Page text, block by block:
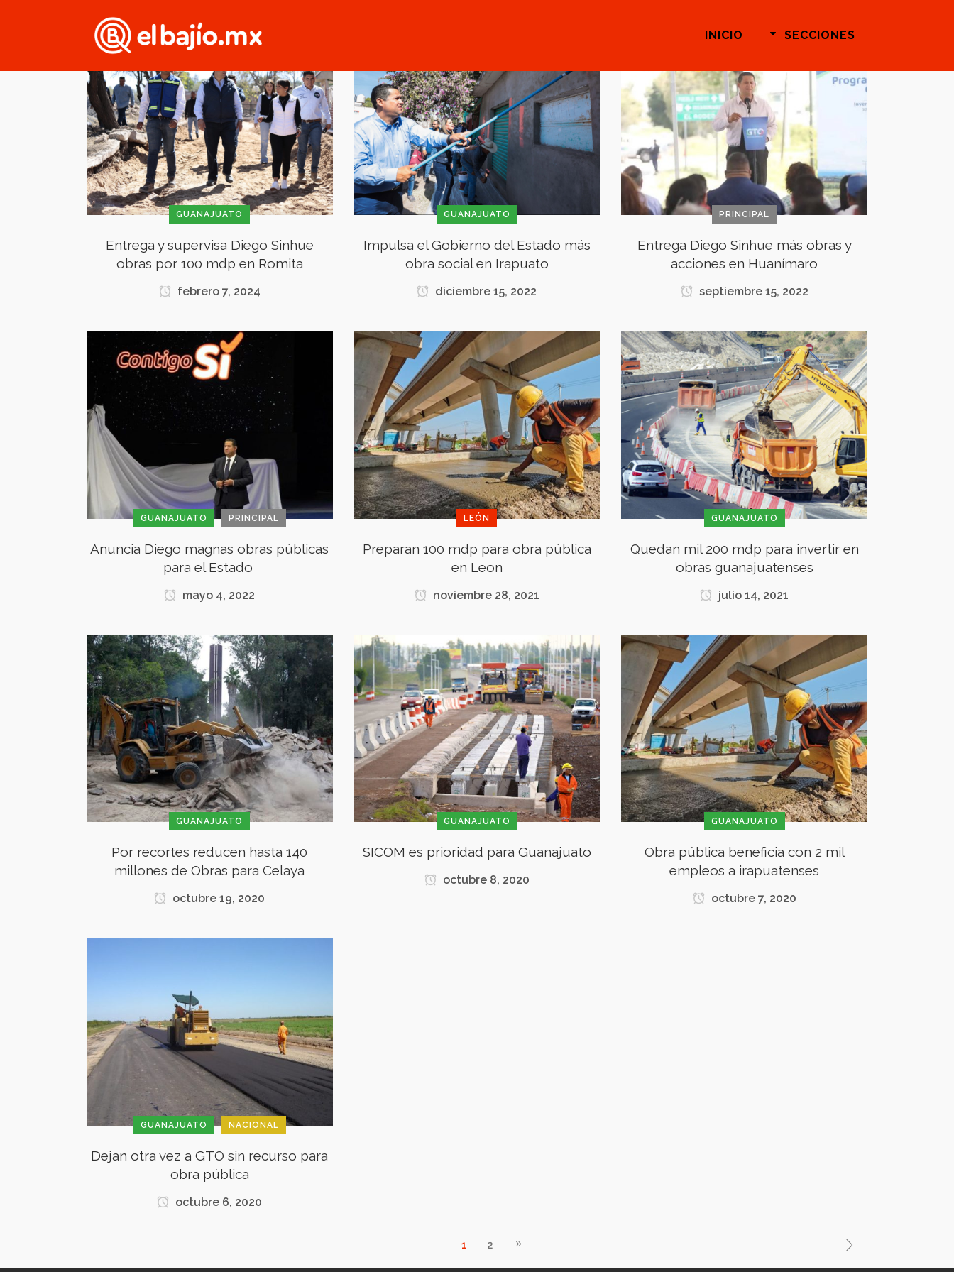
INICIO SECCIONES
GUANAJUATO
Entrega y supervisa Diego Sinhue
obras por 100 mdp en Romita
febrero 7, 2024
GUANAJUATO
Impulsa el Gobierno del Estado más
obra social en Irapuato
diciembre 15, 2022
PRINCIPAL
Entrega Diego Sinhue más obras y
acciones en Huanímaro
septiembre 15, 2022
GUANAJUATO PRINCIPAL
Anuncia Diego magnas obras públicas
para el Estado
mayo 4, 2022
LEÓN
Preparan 100 mdp para obra pública
en Leon
noviembre 28, 2021
GUANAJUATO
Quedan mil 200 mdp para invertir en
obras guanajuatenses
julio 14, 2021
GUANAJUATO
Por recortes reducen hasta 140
millones de Obras para Celaya
octubre 19, 2020
GUANAJUATO
SICOM es prioridad para Guanajuato
octubre 8, 2020
GUANAJUATO
Obra pública beneficia con 2 mil
empleos a irapuatenses
octubre 7, 2020
GUANAJUATO NACIONAL
Dejan otra vez a GTO sin recurso para
obra pública
octubre 6, 2020
1 2